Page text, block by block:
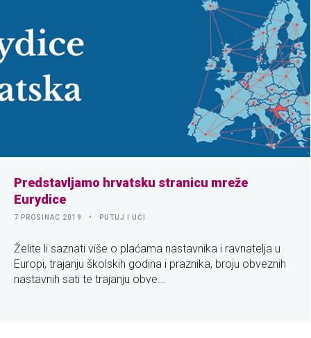
Predstavljamo hrvatsku stranicu mreže
Eurydice
7 PROSINAC 2019 PUTUJ I UČI
Želite li saznati više o plaćama nastavnika i ravnatelja u
Europi, trajanju školskih godina i praznika, broju obveznih
nastavnih sati te trajanju obve...